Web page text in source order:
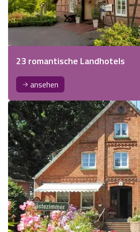
23 romantische Landhotels
ansehen